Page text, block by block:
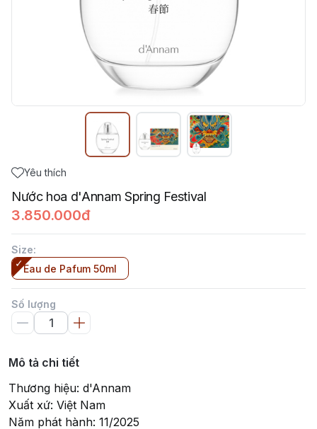
Yêu thích
Nước hoa d'Annam Spring Festival
3.850.000đ
Size:
Eau de Pafum 50ml
Số lượng
Mô tả chi tiết
Thương hiệu: d'Annam
Xuất xứ: Việt Nam
Năm phát hành: 11/2025